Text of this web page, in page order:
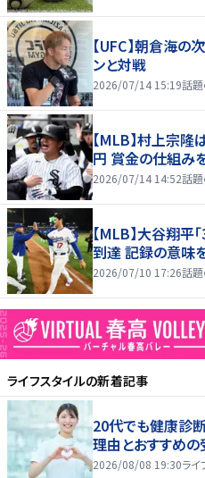
【UFC】朝倉海
ンと対戦
2026/07/14 15:19話
【MLB】村上宗
円 賞金の仕組み
2026/07/14 14:52話
【MLB】大谷翔平
到達 記録の意味
2026/07/10 17:26話
ライフスタイルの新着記事
20代でも健康診
理由とおすすめの
2026/08/08 19:30ライ